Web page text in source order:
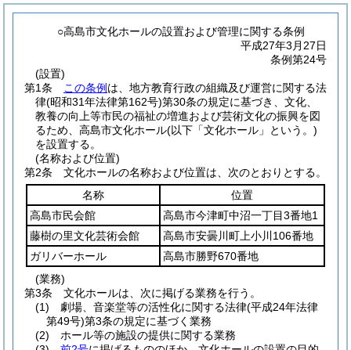
○高島市文化ホールの設置および管理に関する条例
平成27年3月27日
条例第24号
(設置)
第1条
この条例 は、地方教育行政の組織及び運営に関する法
律(昭和31年法律第162号)第30条の規定に基づき、文化、
教養の向上等市民の福祉の増進および芸術文化の振興を図
るため、高島市文化ホール(以下「文化ホール」という。)
を設置する。
(名称および位置)
第2条
文化ホールの名称および位置は、次のとおりとする。
名称
位置
高島市民会館
高島市今津町中沼一丁目3番地1
藤樹の里文化芸術会館
高島市安曇川町上小川106番地
ガリバーホール
高島市勝野670番地
(業務)
第3条
文化ホールは、次に掲げる業務を行う。
(1)
劇場、音楽堂等の活性化に関する法律(平成24年法律
第49号)第3条の規定に基づく業務
(2)
ホール等の施設の提供に関する業務